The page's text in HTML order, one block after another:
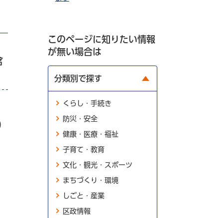
このページに知りたい情報
が無い場合は
分類別で探す
くらし・手続き
防災・安全
健康・医療・福祉
子育て・教育
文化・観光・スポーツ
まちづくり・環境
しごと・産業
区政情報